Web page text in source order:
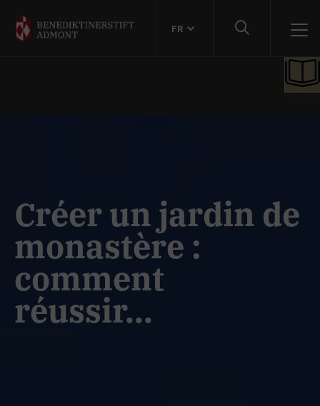
FR
Créer un jardin de
monastère :
comment
réussir...